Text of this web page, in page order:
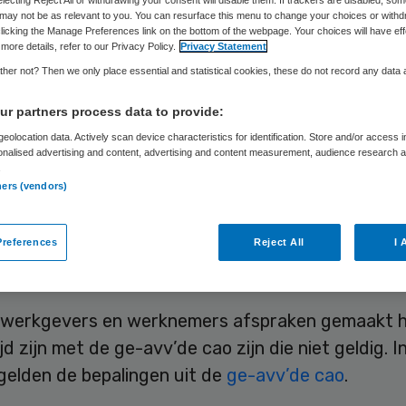
Corine Lutz 1 mei 2023,10:40
2021-2024 is algemeen
dat de cao-afspraken van toepassing zijn op alle
en werknemers in de gehandicaptenzorg.
en werknemers afspraken gemaakt
zijn met de ge-avv’de cao zijn die niet geldig.
de bepalingen uit de ge-avv’de cao.
not be as relevant to you. You can resurface this menu to change your choices or
the Manage Preferences link on the bottom of the webpage. Your choices will have
details, refer to our Privacy Policy. Privacy Statement
not? Then we only place essential and statistical cookies, these do not record any data
partners process data to provide:
data. Actively scan device characteristics for identification. Store and/or access
advertising and content, advertising and content measurement, audience research
(vendors)
Reject All I